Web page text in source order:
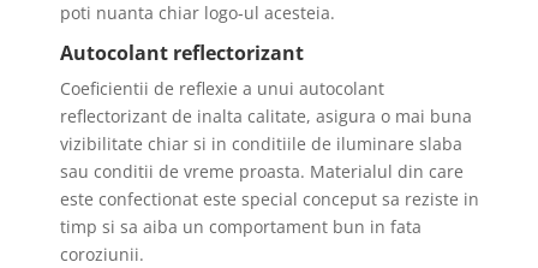
poti nuanta chiar logo-ul acesteia.
Autocolant reflectorizant
Coeficientii de reflexie a unui autocolant
reflectorizant de inalta calitate, asigura o mai buna
vizibilitate chiar si in conditiile de iluminare slaba
sau conditii de vreme proasta. Materialul din care
este confectionat este special conceput sa reziste in
timp si sa aiba un comportament bun in fata
coroziunii.